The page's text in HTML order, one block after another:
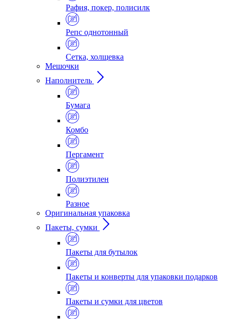
Рафия, покер, полисилк
Репс однотонный
Сетка, холщевка
Мешочки
Наполнитель
Бумага
Комбо
Пергамент
Полиэтилен
Разное
Оригинальная упаковка
Пакеты, сумки
Пакеты для бутылок
Пакеты и конверты для упаковки подарков
Пакеты и сумки для цветов